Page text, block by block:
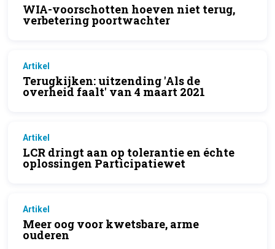
WIA-voorschotten hoeven niet terug,
verbetering poortwachter
Artikel
Terugkijken: uitzending 'Als de
overheid faalt' van 4 maart 2021
Artikel
LCR dringt aan op tolerantie en échte
oplossingen Participatiewet
Artikel
Meer oog voor kwetsbare, arme
ouderen